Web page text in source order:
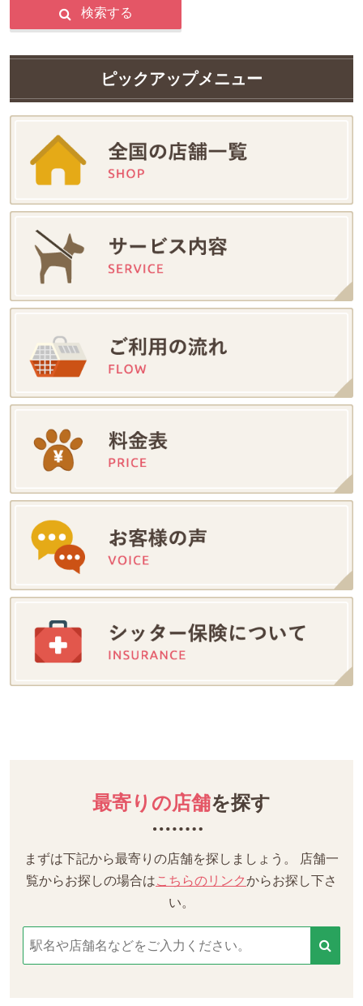
検索する
ピックアップメニュー
最寄りの店舗を探す
まずは下記から最寄りの店舗を探しましょう。
店舗一
覧からお探しの場合はこちらのリンクからお探し下さ
い。